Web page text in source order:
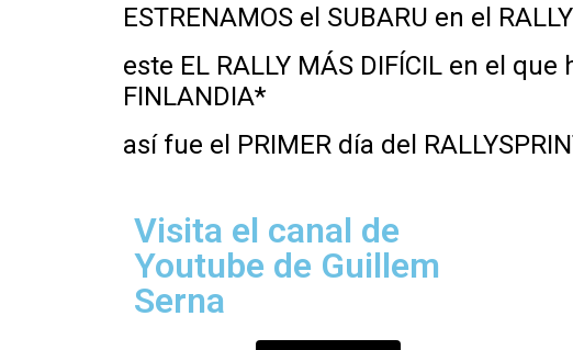
ESTRENAMOS el SUBARU en el
este EL RALLY MÁS DIFÍCIL en el
FINLANDIA*
así fue el PRIMER día del
Visita el canal de
Youtube de Guillem
Serna